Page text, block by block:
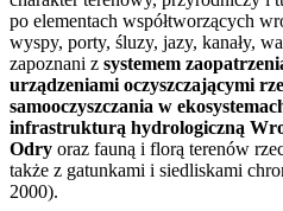
po elementach współtworzących
wyspy, porty, śluzy, jazy, kanały,
zapoznani z systemem
urządzeniami oczyszczającymi
samooczyszczania w
infrastrukturą hydrologiczną
Odry oraz fauną i florą terenów
także z gatunkami i siedliskami
2000).